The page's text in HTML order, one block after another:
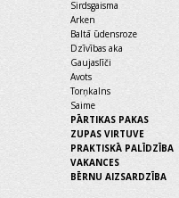
Sirdsgaisma
Arken
Baltā ūdensroze
Dzīvības aka
Gaujaslīči
Avots
Torņkalns
Saime
PĀRTIKAS PAKAS
ZUPAS VIRTUVE
PRAKTISKĀ PALĪDZĪBA
VAKANCES
BĒRNU AIZSARDZĪBA